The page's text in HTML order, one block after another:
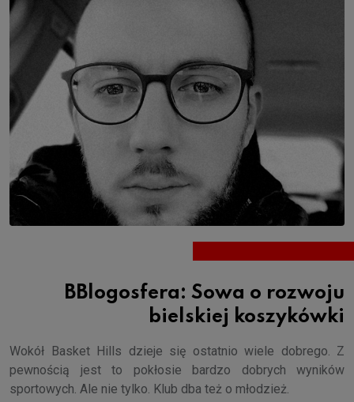
BBlogosfera: Sowa o rozwoju
bielskiej koszykówki
Wokół Basket Hills dzieje się ostatnio wiele dobrego. Z
pewnością jest to pokłosie bardzo dobrych wyników
sportowych. Ale nie tylko. Klub dba też o młodzież.